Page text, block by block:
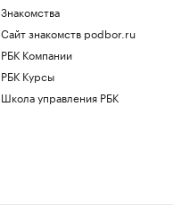
Знакомства
Сайт знакомств podbor.ru
РБК Компании
РБК Курсы
Школа управления РБК